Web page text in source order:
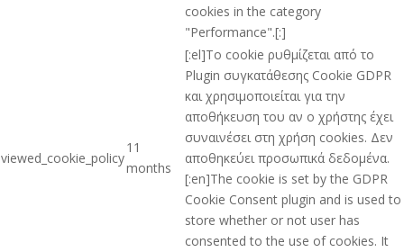
cookies in the category
"Performance".[:]
viewed_cookie_policy
11
months
[:el]Το cookie ρυθμίζεται από το
Plugin συγκατάθεσης Cookie GDPR
και χρησιμοποιείται για την
αποθήκευση του αν ο χρήστης έχει
συναινέσει στη χρήση cookies. Δεν
αποθηκεύει προσωπικά δεδομένα.
[:en]The cookie is set by the GDPR
Cookie Consent plugin and is used to
store whether or not user has
consented to the use of cookies. It